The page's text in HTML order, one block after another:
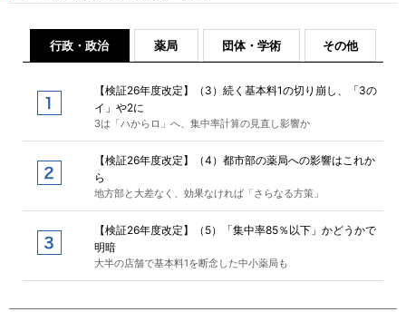
行政・政治 薬局 団体・学術 その他
【検証26年度改定】（3）続く基本料1の切り崩し、「3の
イ」や2に
3は「ハからロ」へ、集中率計算の見直し影響か
【検証26年度改定】（4）都市部の薬局への影響はこれか
ら
地方部と大差なく、効果なければ「さらなる方策」
【検証26年度改定】（5）「集中率85％以下」かどうかで
明暗
大半の店舗で基本料1を断念した中小薬局も